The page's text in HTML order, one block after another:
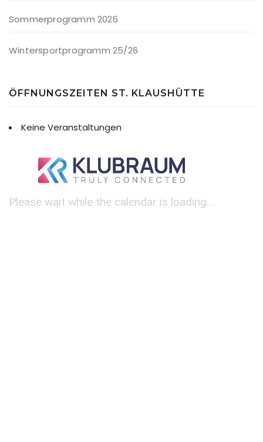
Sommerprogramm 2026
Wintersportprogramm 25/26
ÖFFNUNGSZEITEN ST. KLAUSHÜTTE
Keine Veranstaltungen